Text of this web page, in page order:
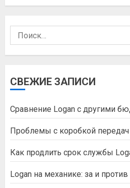
Найти:
СВЕЖИЕ ЗАПИСИ
Сравнение Logan с другими
Проблемы с коробкой передач
Как продлить срок службы
Logan на механике: за и против